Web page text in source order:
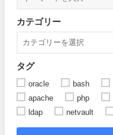
カテゴリー
タグ
oracle bash
apache
php
ldap
netvault